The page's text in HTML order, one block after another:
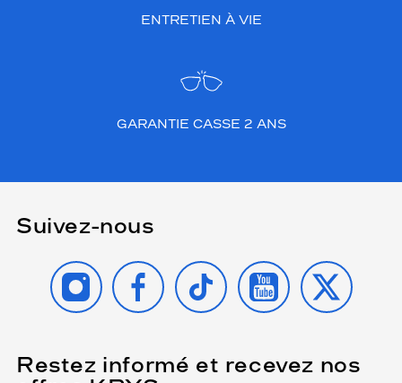
ENTRETIEN À VIE
GARANTIE CASSE 2 ANS
Suivez-nous
INSTAGRAMFACEBOOK
TIKTOK YOUTUBE
X
Restez informé et recevez nos
(Ce
champ